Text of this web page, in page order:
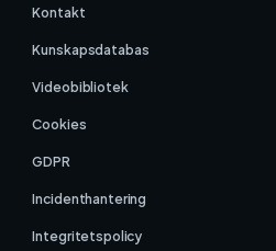
Kontakt
Kunskapsdatabas
Videobibliotek
Cookies
GDPR
Incidenthantering
Integritetspolicy